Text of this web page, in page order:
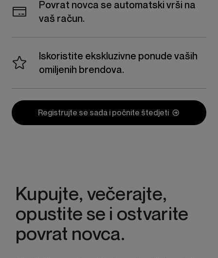
Povrat novca se automatski vrši na
vaš račun.
Iskoristite ekskluzivne ponude vaših
omiljenih brendova.
Registrujte se sada i počnite štedjeti
Kupujte, večerajte,
opustite se i ostvarite
povrat novca.